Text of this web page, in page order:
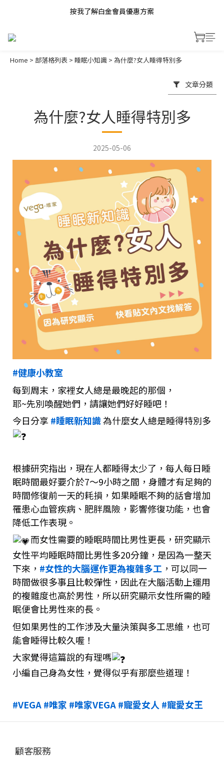
按我了解白金會員優惠方案
Home > 部落格列表 > 睡眠小知識 > 為什麼?女人睡得特別多
文章分類
為什麼?女人睡得特別多
2025-05-06
#健康小教室
每到周末，家裡女人總是最晚起的那個，
耶~先別喚醒她們，請讓她們好好睡吧！
今日分享 #睡眠新知識為什麼女人總是睡得特別多
根據研究指出，現在人都睡得太少了，每人每日睡
眠時間最好要介於7～9小時之間，身體才有足夠的
時間修復前一天的耗損，如果睡眠不夠的話會增加
罹患心血管疾病、肥胖風險，影響修復功能，也會
降低工作表現。
而女性需要的睡眠時間比男性更長，研究顯示
女性平均睡眠時間比男性多20分鐘，是因為一整天
下來， #女性的大腦運作更為複雜多工 ，可以同一
時間做很多事且比較彈性，因此在大腦活動上運用
的複雜度也高於男性，所以研究顯示女性所需的睡
眠便會比男性來的長。
但如果男性的工作涉及大量決策與多工思維，也可
能會睡得比較久喔！
大家覺得這篇說的有理嗎
小編自己身為女性，覺得似乎有那麼些道理！
#VEGA#唯家 #唯家VEGA#寵愛女人#寵愛女王
顧客服務